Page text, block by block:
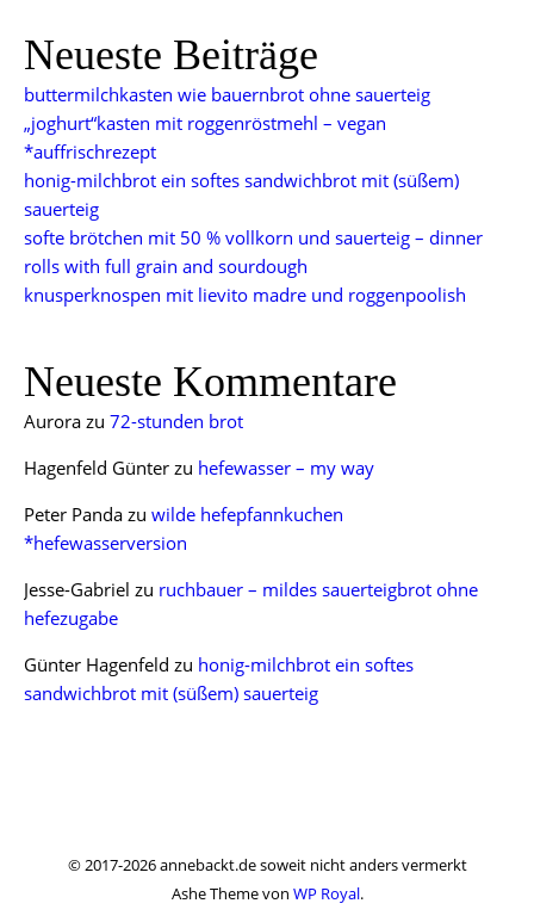
Neueste Beiträge
buttermilchkasten wie bauernbrot ohne sauerteig
„joghurt“kasten mit roggenröstmehl – vegan
*auffrischrezept
honig-milchbrot ein softes sandwichbrot mit (süßem)
sauerteig
softe brötchen mit 50 % vollkorn und sauerteig – dinner
rolls with full grain and sourdough
knusperknospen mit lievito madre und roggenpoolish
Neueste Kommentare
Aurora zu 72-stunden brot
Hagenfeld Günter zu hefewasser – my way
Peter Panda zu wilde hefepfannkuchen
*hefewasserversion
Jesse-Gabriel zu ruchbauer – mildes sauerteigbrot ohne
hefezugabe
Günter Hagenfeld zu honig-milchbrot ein softes
sandwichbrot mit (süßem) sauerteig
© 2017-2026 annebackt.de soweit nicht anders vermerkt
Ashe Theme von WP Royal.